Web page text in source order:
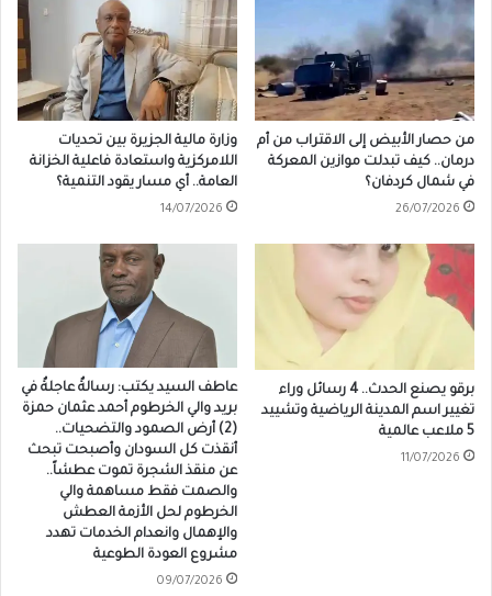
من حصار الأبيض إلى الاقتراب من أم
درمان.. كيف تبدلت موازين المعركة
في شمال كردفان؟
26/07/2026
وزارة مالية الجزيرة بين تحديات
اللامركزية واستعادة فاعلية الخزانة
العامة.. أي مسار يقود التنمية؟
14/07/2026
برقو يصنع الحدث.. 4 رسائل وراء
تغيير اسم المدينة الرياضية وتشييد
5 ملاعب عالمية
11/07/2026
عاطف السيد يكتب: رسالةٌ عاجلةٌ في
بريد والي الخرطوم أحمد عثمان حمزة
(2) أرض الصمود والتضحيات..
أنقذت كل السودان وأصبحت تبحث
عن منقذ الشجرة تموت عطشاً..
والصمت فقط مساهمة والي
الخرطوم لحل الأزمة العطش
والإهمال وانعدام الخدمات تهدد
مشروع العودة الطوعية
09/07/2026